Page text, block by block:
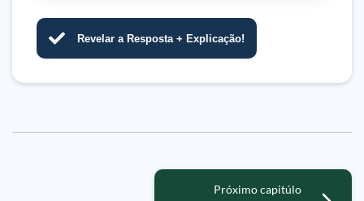
Revelar a Resposta + Explicação!
Próximo capitúlo